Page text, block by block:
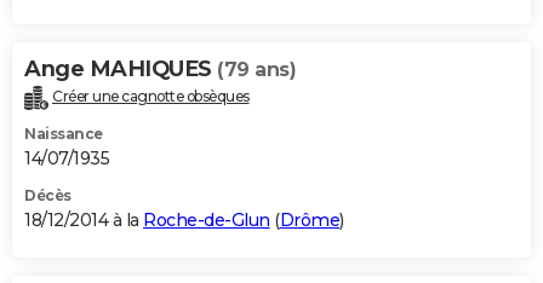
Ange MAHIQUES (79 ans)
Créer une cagnotte obsèques
Naissance
14/07/1935
Décès
18/12/2014 à la Roche-de-Glun (Drôme)